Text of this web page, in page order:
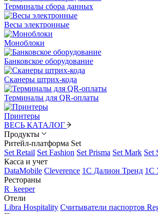
Терминалы сбора данных
Весы электронные
Моноблоки
Банковское оборудование
Сканеры штрих-кода
Терминалы для QR-оплаты
Принтеры
ВЕСЬ КАТАЛОГ
Продукты
Ритейл-платформа Set
Set Retail Set Fashion Set Prisma Set Mark Set
Касса и учет
DataMobile Cleverence 1С Далион Тренд 1С
Рестораны
R_keeper
Отели
Libra Hospitality Считыватели паспортов